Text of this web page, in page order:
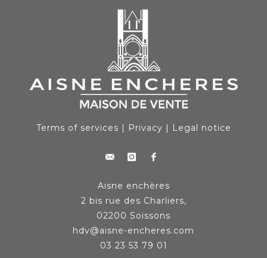
Terms of services Privacy Legal notice
Aisne enchères
2 bis rue des Charliers,
02200 Soissons
hdv@aisne-encheres.com
03 23 53 79 01